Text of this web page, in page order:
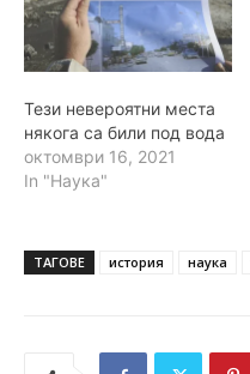
Тези невероятни места
някога са били под вода
октомври 16, 2021
In "Наука"
ТАГОВЕ история наука